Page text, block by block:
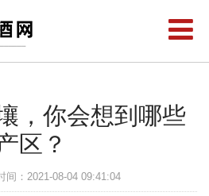
，你会想到哪些
区？
间：2021-08-04 09:41:04